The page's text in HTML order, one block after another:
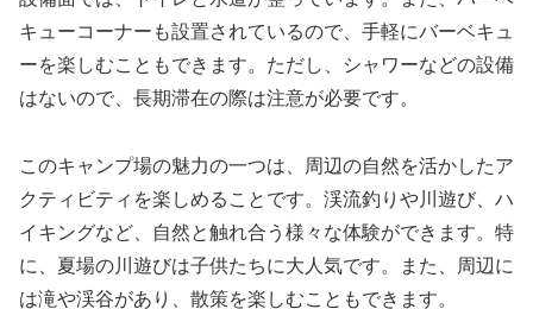
キューコーナーも設置されているので、手軽にバーベキュ
ーを楽しむこともできます。ただし、シャワーなどの設備
はないので、長期滞在の際は注意が必要です。
このキャンプ場の魅力の一つは、周辺の自然を活かしたア
クティビティを楽しめることです。渓流釣りや川遊び、ハ
イキングなど、自然と触れ合う様々な体験ができます。特
に、夏場の川遊びは子供たちに大人気です。また、周辺に
は滝や渓谷があり、散策を楽しむこともできます。